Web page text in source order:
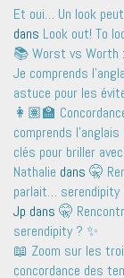
Et oui… Un look
dans Look out! To
📚 Worst vs Worth
Je comprends
astuce pour les
👩🏽‍🏫
comprends l'anglais !
clés pour briller
Nathalie dans 🤫
parlait… serendipity
Jp dans 🤫
serendipity ? ✨
📖 Zoom sur les
concordance des